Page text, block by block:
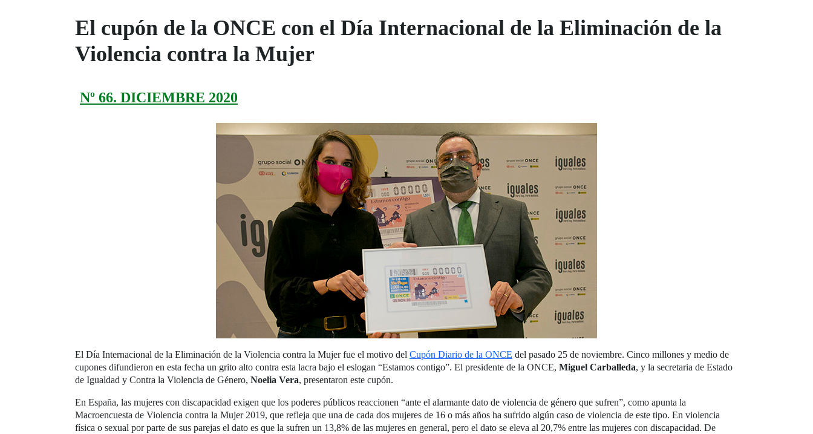
El cupón de la ONCE con el Día Internacional de la Eliminación de la
Violencia contra la Mujer
Nº 66. DICIEMBRE 2020
El Día Internacional de la Eliminación de la Violencia contra la Mujer fue el motivo del Cupón Diario de la ONCE del pasado 25 de noviembre. Cinco millones y medio de
cupones difundieron en esta fecha un grito alto contra esta lacra bajo el eslogan “Estamos contigo”. El presidente de la ONCE, Miguel Carballeda, y la secretaria de Estado
de Igualdad y Contra la Violencia de Género, Noelia Vera, presentaron este cupón.
En España, las mujeres con discapacidad exigen que los poderes públicos reaccionen “ante el alarmante dato de violencia de género que sufren”, como apunta la
Macroencuesta de Violencia contra la Mujer 2019, que refleja que una de cada dos mujeres de 16 o más años ha sufrido algún caso de violencia de este tipo. En violencia
física o sexual por parte de sus parejas el dato es que la sufren un 13,8% de las mujeres en general, pero el dato se eleva al 20,7% entre las mujeres con discapacidad. De